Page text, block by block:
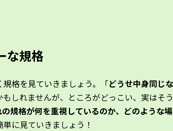
な規格
規格を見ていきましょう。「どうせ中身同じ
もしれませんが、ところがどっこい、実はそ
規格が何を重視しているのか、どのような
単に見ていきましょう！